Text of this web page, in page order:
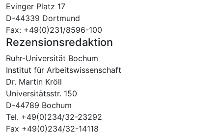
Evinger Platz 17
D-44339 Dortmund
Fax: +49(0)231/8596-100
Rezensionsredaktion
Ruhr-Universität Bochum
Institut für Arbeitswissenschaft
Dr. Martin Kröll
Universitätsstr. 150
D-44789 Bochum
Tel. +49(0)234/32-23292
Fax +49(0)234/32-14118